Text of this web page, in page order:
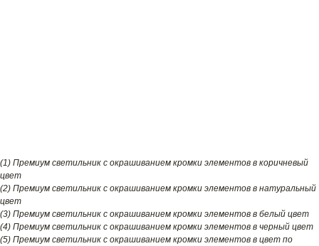
(1) Премиум светильник с окрашиванием кромки элементов в коричневый
цвет
(2) Премиум светильник с окрашиванием кромки элементов в натуральный
цвет
(3) Премиум светильник с окрашиванием кромки элементов в белый цвет
(4) Премиум светильник с окрашиванием кромки элементов в черный цвет
(5) Премиум светильник с окрашиванием кромки элементов в цвет по